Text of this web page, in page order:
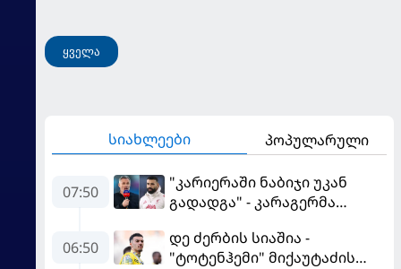
ყველა
სიახლეები პოპულარული
07:50
"კარიერაში ნაბიჯი უკან
გადადგა" - კარაგერმა
06:50
დე ძერბის სიაშია -
"ტოტენჰემი" მიქაუტაძის